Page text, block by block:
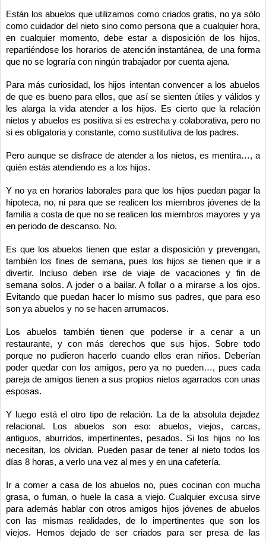
Están los abuelos que utilizamos como criados gratis, no ya sólo
como cuidador del nieto sino como persona que a cualquier hora,
en cualquier momento, debe estar a disposición de los hijos,
repartiéndose los horarios de atención instantánea, de una forma
que no se lograría con ningún trabajador por cuenta ajena.
Para más curiosidad, los hijos intentan convencer a los abuelos
de que es bueno para ellos, que así se sienten útiles y válidos y
les alarga la vida atender a los hijos. Es cierto que la relación
nietos y abuelos es positiva si es estrecha y colaborativa, pero no
si es obligatoria y constante, como sustitutiva de los padres.
Pero aunque se disfrace de atender a los nietos, es mentira…, a
quién estás atendiendo es a los hijos.
Y no ya en horarios laborales para que los hijos puedan pagar la
hipoteca, no, ni para que se realicen los miembros jóvenes de la
familia a costa de que no se realicen los miembros mayores y ya
en periodo de descanso. No.
Es que los abuelos tienen que estar a disposición y prevengan,
también los fines de semana, pues los hijos se tienen que ir a
divertir. Incluso deben irse de viaje de vacaciones y fin de
semana solos. A joder o a bailar. A follar o a mirarse a los ojos.
Evitando que puedan hacer lo mismo sus padres, que para eso
son ya abuelos y no se hacen arrumacos.
Los abuelos también tienen que poderse ir a cenar a un
restaurante, y con más derechos que sus hijos. Sobre todo
porque no pudieron hacerlo cuando ellos eran niños. Deberían
poder quedar con los amigos, pero ya no pueden…, pues cada
pareja de amigos tienen a sus propios nietos agarrados con unas
esposas.
Y luego está el otro tipo de relación. La de la absoluta dejadez
relacional. Los abuelos son eso: abuelos, viejos, carcas,
antiguos, aburridos, impertinentes, pesados. Si los hijos no los
necesitan, los olvidan. Pueden pasar de tener al nieto todos los
días 8 horas, a verlo una vez al mes y en una cafetería.
Ir a comer a casa de los abuelos no, pues cocinan con mucha
grasa, o fuman, o huele la casa a viejo. Cualquier excusa sirve
para además hablar con otros amigos hijos jóvenes de abuelos
con las mismas realidades, de lo impertinentes que son los
viejos. Hemos dejado de ser criados para ser presa de las